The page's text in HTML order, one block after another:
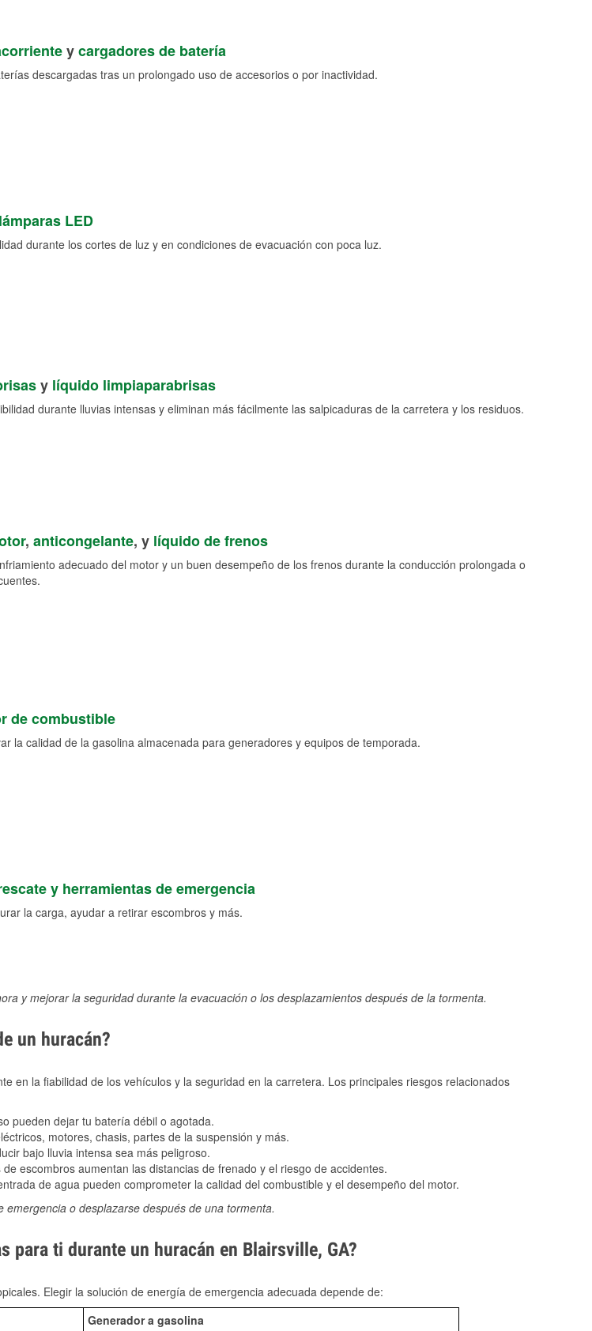
ycargadores de batería
descargadas tras un prolongado uso de accesorios o por inactividad.
LED
durante los cortes de luz y en condiciones de evacuación con poca luz.
y líquido limpiaparabrisas
durante lluvias intensas y eliminan más fácilmente las salpicaduras de la carretera y los residuos.
, anticongelante, y líquido de frenos
adecuado del motor y un buen desempeño de los frenos durante la conducción prolongada o
de combustible
la calidad de la gasolina almacenada para generadores y equipos de temporada.
y herramientas de emergencia
la carga, ayudar a retirar escombros y más.
y mejorar la seguridad durante la evacuación o los desplazamientos después de la tormenta.
un huracán?
en la fiabilidad de los vehículos y la seguridad en la carretera. Los principales riesgos relacionados
pueden dejar tu batería débil o agotada.
motores, chasis, partes de la suspensión y más.
bajo lluvia intensa sea más peligroso.
escombros aumentan las distancias de frenado y el riesgo de accidentes.
de agua pueden comprometer la calidad del combustible y el desempeño del motor.
o desplazarse después de una tormenta.
para ti durante un huracán en Blairsville, GA?
Elegir la solución de energía de emergencia adecuada depende de:
Generador a gasolina